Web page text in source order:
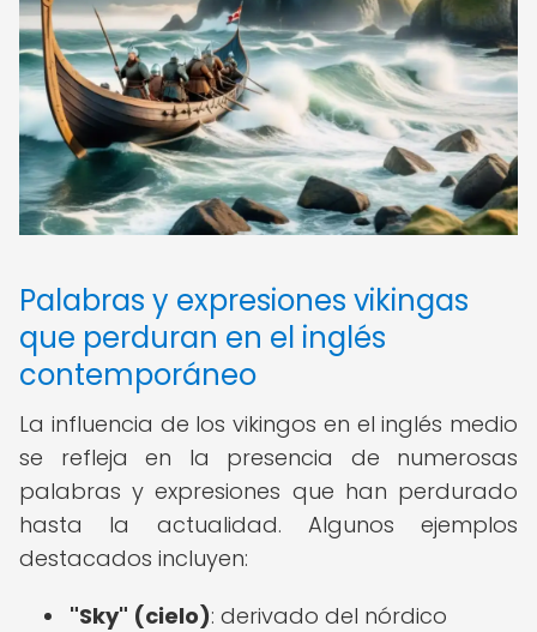
Palabras y expresiones vikingas
que perduran en el inglés
contemporáneo
La influencia de los vikingos en el inglés medio
se refleja en la presencia de numerosas
palabras y expresiones que han perdurado
hasta la actualidad. Algunos ejemplos
destacados incluyen:
"Sky" (cielo): derivado del nórdico